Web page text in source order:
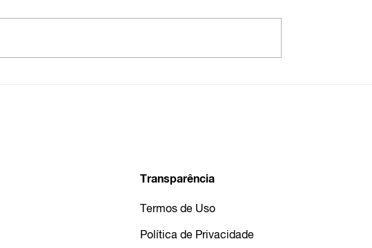
Transparência
Termos de Uso
Política de Privacidade